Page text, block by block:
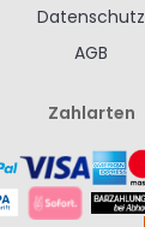
Datenschutz
AGB
Zahlarten